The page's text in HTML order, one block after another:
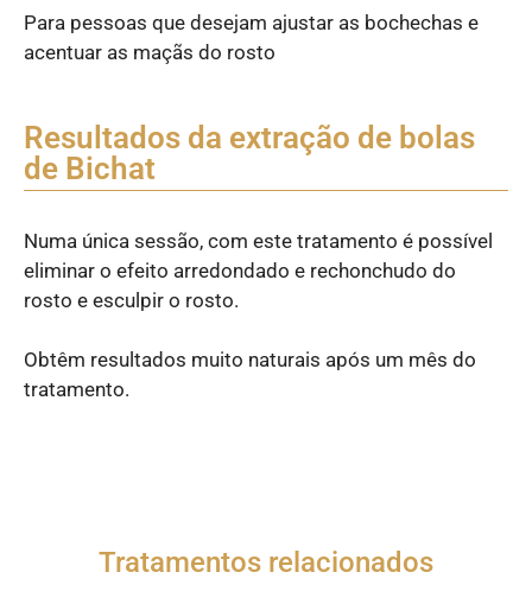
Para pessoas que desejam ajustar as bochechas e
acentuar as maçãs do rosto
Resultados da extração de bolas
de Bichat
Numa única sessão, com este tratamento é possível
eliminar o efeito arredondado e rechonchudo do
rosto e esculpir o rosto.
Obtêm resultados muito naturais após um mês do
tratamento.
Tratamentos relacionados